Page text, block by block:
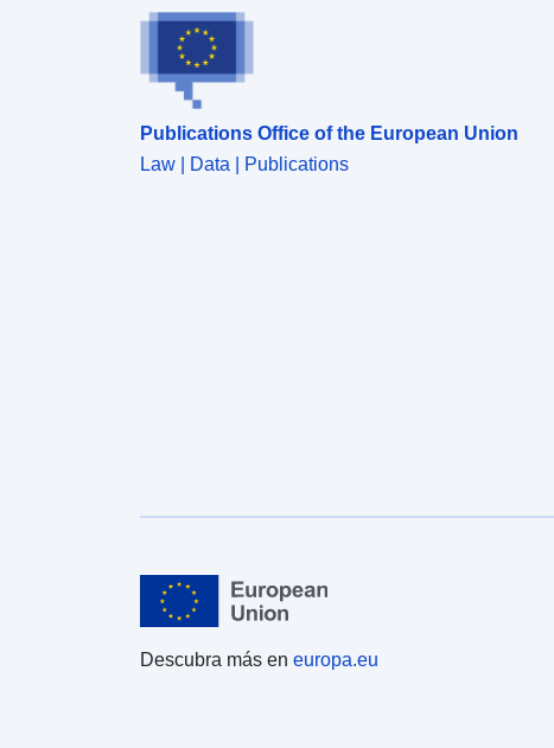
Publications Office of the European Union
Law | Data | Publications
Descubra más en europa.eu